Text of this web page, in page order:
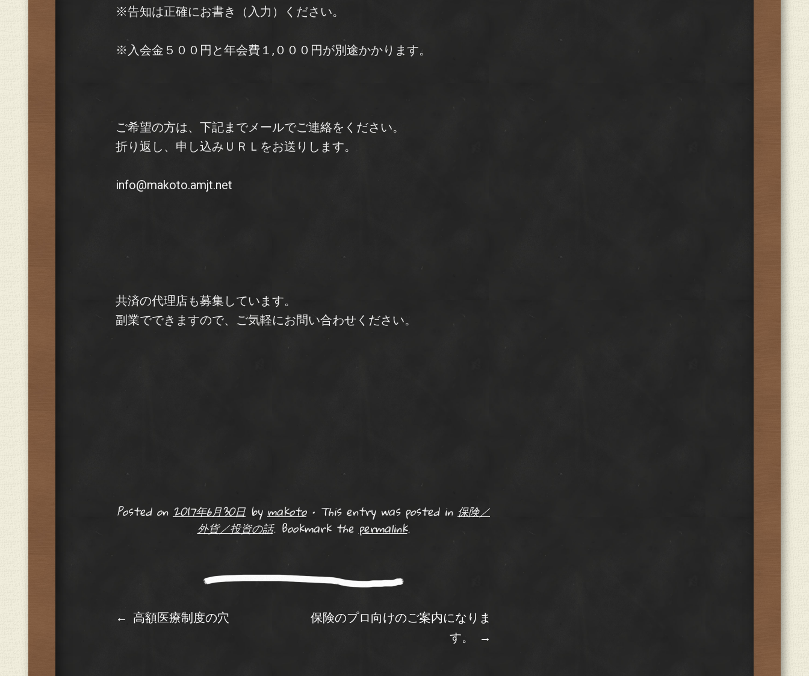
※告知は正確にお書き（入力）ください。
※入会金５００円と年会費１,０００円が別途かかります。
ご希望の方は、下記までメールでご連絡をください。
折り返し、申し込みＵＲＬをお送りします。
info@makoto.amjt.net
共済の代理店も募集しています。
副業でできますので、ご気軽にお問い合わせください。
Posted on 2017年6月30日 by makoto • This entry was posted in 保険／
外貨／投資の話. Bookmark thepermalink.
Post navigation
← 高額医療制度の穴
保険のプロ向けのご案内になりま
す。 →